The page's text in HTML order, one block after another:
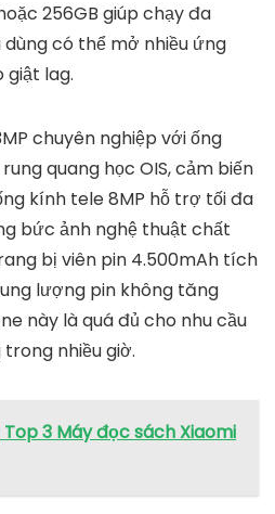
256GB giúp chạy đa
có thể mở nhiều ứng
giật lag.
chuyên nghiệp với ống
quang học OIS, cảm biến
kính tele 8MP hỗ trợ tối đa
bức ảnh nghệ thuật chất
bị viên pin 4.500mAh tích
lượng pin không tăng
này là quá đủ cho nhu cầu
nhiều giờ.
Top 3 Máy đọc sách Xiaomi